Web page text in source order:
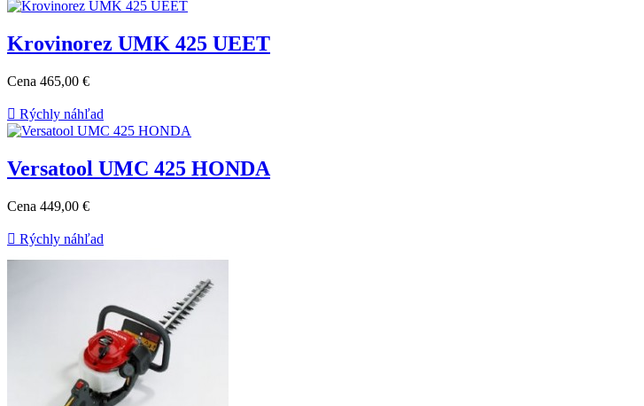
Krovinorez UMK 425 UEET
Cena 465,00 €
 Rýchly náhľad
Versatool UMC 425 HONDA
Cena 449,00 €
 Rýchly náhľad